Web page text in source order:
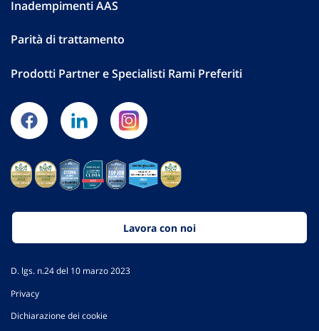
Inadempimenti AAS
Parità di trattamento
Prodotti Partner e Specialisti Rami Preferiti
Lavora con noi
D. lgs. n.24 del 10 marzo 2023
Privacy
Dichiarazione dei cookie